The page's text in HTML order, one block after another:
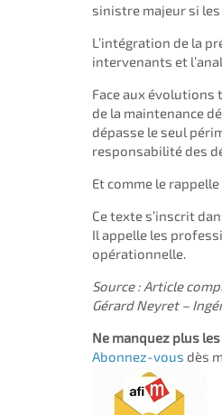
sinistre majeur si
L’intégration de la
intervenants et
Face aux
de la maintenance
dépasse le seul
responsabilité des
Et comme le
Ce texte s’inscrit
Il appelle les
opérationnelle.
Source : Article
Gérard Neyret –
Ne manquez plus
Abonnez-vous dès